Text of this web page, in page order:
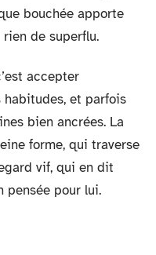
bouchée apporte
de superflu.
accepter
habitudes, et parfois
bien ancrées. La
forme, qui traverse
vif, qui en dit
pensée pour lui.